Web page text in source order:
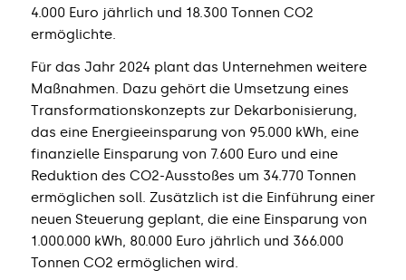
4.000 Euro jährlich und 18.300 Tonnen CO2
ermöglichte.
Für das Jahr 2024 plant das Unternehmen weitere
Maßnahmen. Dazu gehört die Umsetzung eines
Transformationskonzepts zur Dekarbonisierung,
das eine Energieeinsparung von 95.000 kWh, eine
finanzielle Einsparung von 7.600 Euro und eine
Reduktion des CO2-Ausstoßes um 34.770 Tonnen
ermöglichen soll. Zusätzlich ist die Einführung einer
neuen Steuerung geplant, die eine Einsparung von
1.000.000 kWh, 80.000 Euro jährlich und 366.000
Tonnen CO2 ermöglichen wird.